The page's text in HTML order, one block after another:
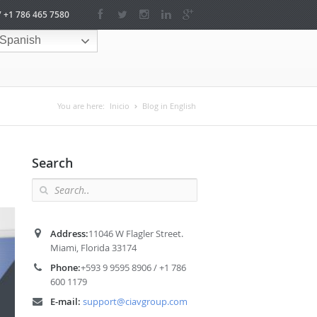
786 465 7580
You are here: Inicio Blog in English
Search
Address:11046 W Flagler Street.
Miami, Florida 33174
Phone:+593 9 9595 8906 / +1 786
600 1179
E-mail: support@ciavgroup.com